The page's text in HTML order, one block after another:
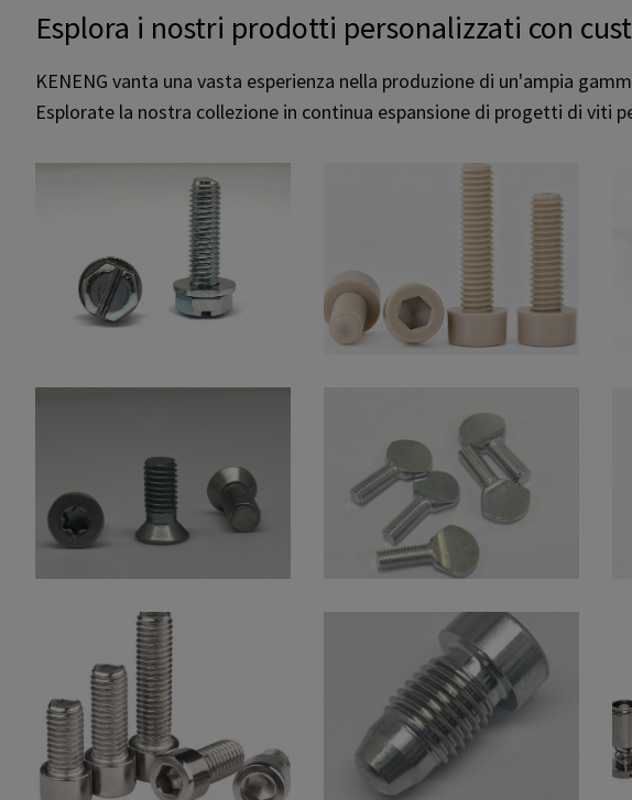
Esplora i nostri prodotti personalizzati con
KENENG vanta una vasta esperienza nella produzione di un'ampia
Esplorate la nostra collezione in continua espansione di progetti di viti